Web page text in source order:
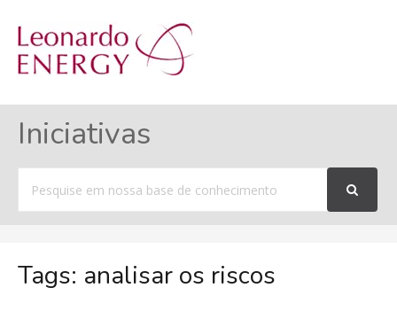
Iniciativas
por
Tags: analisar os riscos